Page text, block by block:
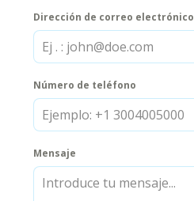
Dirección de correo electrónico
Número de teléfono
Mensaje